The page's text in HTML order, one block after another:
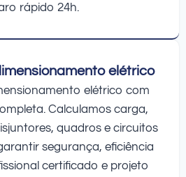
rápido 24h.
elétrico
elétrico com
Calculamos carga,
quadros e circuitos
segurança, eficiência
certificado e projeto